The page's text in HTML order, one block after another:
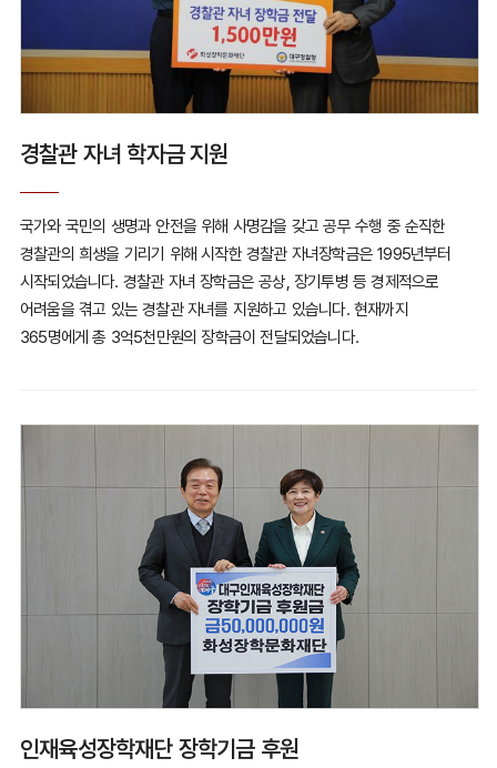
경찰관 자녀 학자금 지원
국가와 국민의 생명과 안전을 위해 사명감을 갖고 공무 수행 중 순직한
경찰관의 희생을 기리기 위해 시작한 경찰관 자녀장학금은 1995년부터
시작되었습니다. 경찰관 자녀 장학금은 공상, 장기투병 등 경제적으로
어려움을 겪고 있는 경찰관 자녀를 지원하고 있습니다.현재까지
365명에게 총 3억5천만원의 장학금이 전달되었습니다.
인재육성장학재단 장학기금 후원